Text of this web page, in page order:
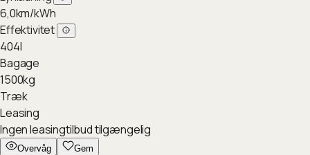
6,0km/kWh
Effektivitet
404l
Bagage
1500kg
Træk
Leasing
Ingen leasingtilbud tilgængelig
Overvåg Gem